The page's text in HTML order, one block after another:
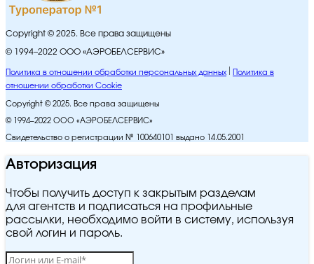
Copyright © 2025. Все права защищены
© 1994–2022 ООО «АЭРОБЕЛСЕРВИС»
Политика в отношении обработки персональных данных
Политика в
отношении обработки Cookie
Copyright © 2025. Все права защищены
© 1994–2022 ООО «АЭРОБЕЛСЕРВИС»
Свидетельство о регистрации № 100640101 выдано 14.05.2001
Авторизация
Чтобы получить доступ к закрытым разделам
для агентств и подписаться на профильные
рассылки, необходимо войти в систему, используя
свой логин и пароль.